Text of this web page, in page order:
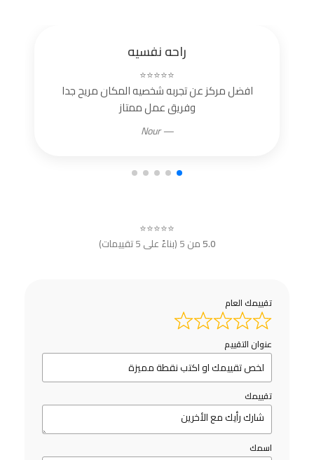
راحه نفسيه
⭐⭐⭐⭐⭐
افضل مركز عن تجربه شخصيه المكان مريح جدا
وفريق عمل ممتاز
— Nour
⭐⭐⭐⭐⭐
5.0من 5 (بناءً على 5 تقييمات)
تقييمك العام
عنوان التقييم
تقييمك
اسمك